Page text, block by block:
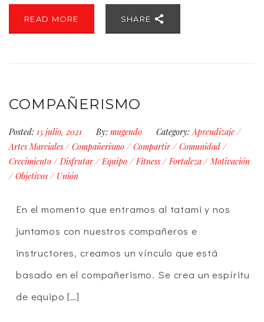
READ MORE SHARE
COMPAÑERISMO
Posted: 15 julio, 2021 By: mugendo Category: Aprendizaje/
Artes Marciales/Compañerismo/Compartir/Comunidad/
Crecimiento/Disfrutar/Equipo/Fitness/Fortaleza/Motivación
/Objetivos/ Unión
En el momento que entramos al tatami y nos
juntamos con nuestros compañeros e
instructores, creamos un vínculo que está
basado en el compañerismo. Se crea un espíritu
de equipo […]